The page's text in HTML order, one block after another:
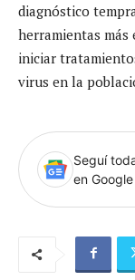
diagnóstico
herramientas
iniciar
virus en la
Seguí
en